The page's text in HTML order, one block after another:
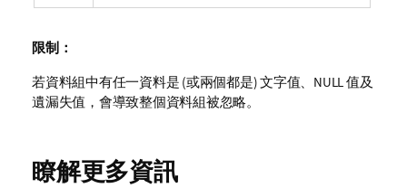
限制：
若資料組中有任一資料是 (或兩個都是) 文字值、 NULL值及
遺漏失值，會導致整個資料組被忽略。
瞭解更多資訊